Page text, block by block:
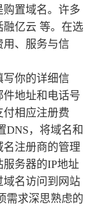
置域名。许多
融亿云 等。在选
、服务与信
你的详细信
地址和电话号
相应注册费
DNS，将域名和
名注册商的管理
务器的IP地址
域名访问到网站
需求深思熟虑的